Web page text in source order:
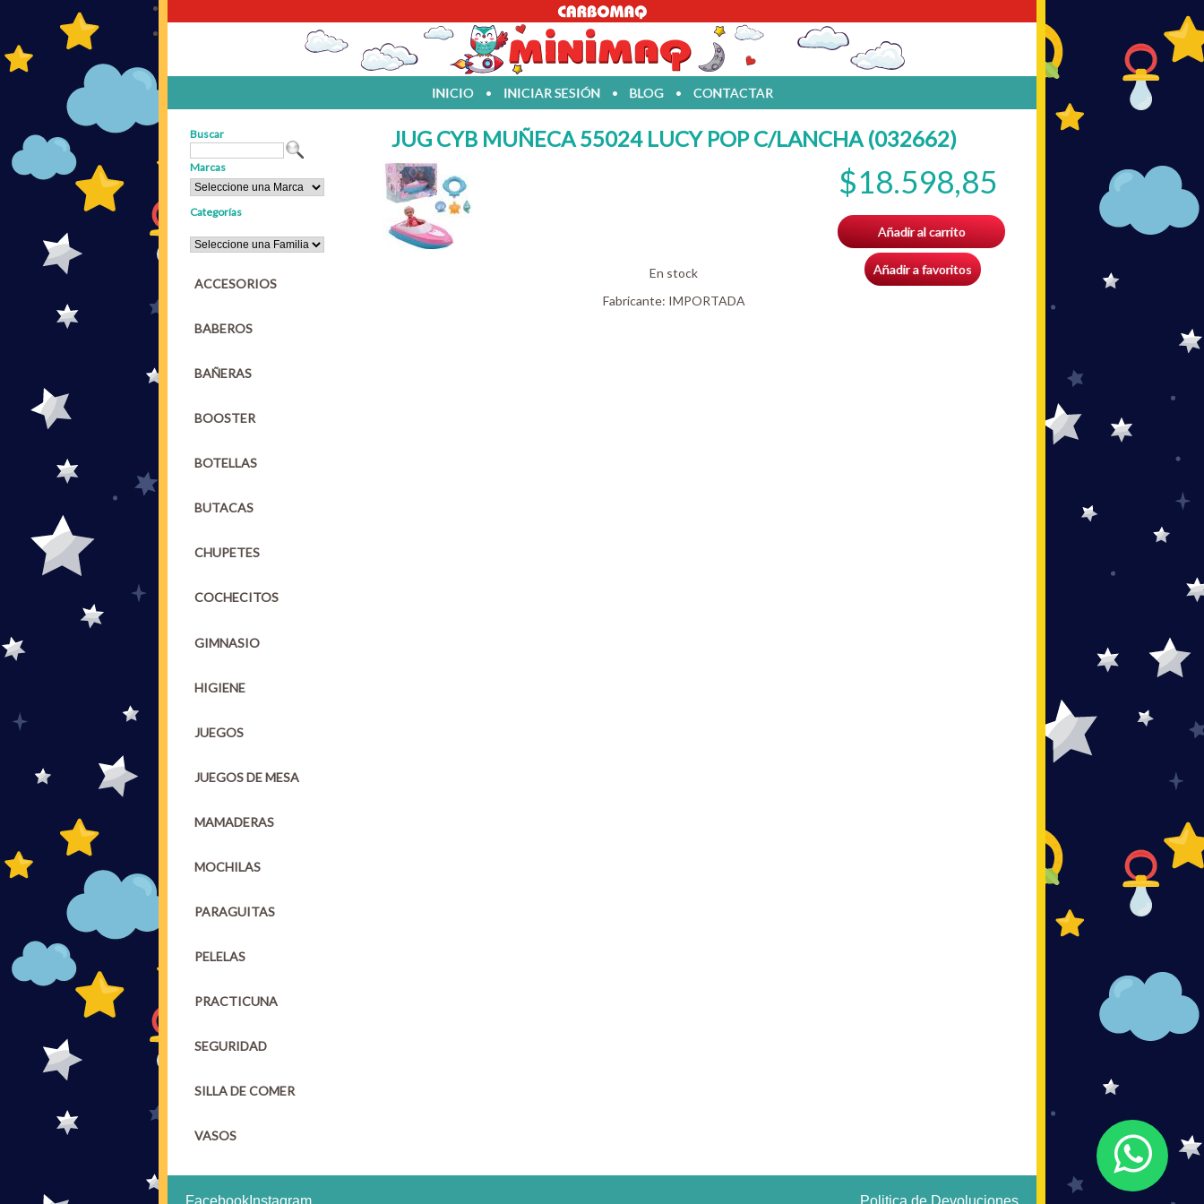
INICIO • INICIAR SESIÓN • BLOG • CONTACTAR
Buscar
Marcas
Categorías
ACCESORIOS
BABEROS
BAÑERAS
BOOSTER
BOTELLAS
BUTACAS
CHUPETES
COCHECITOS
GIMNASIO
HIGIENE
JUEGOS
JUEGOS DE MESA
MAMADERAS
MOCHILAS
PARAGUITAS
PELELAS
PRACTICUNA
SEGURIDAD
SILLA DE COMER
VASOS
JUG CYB MUÑECA 55024 LUCY POP C/LANCHA (032662)
$18.598,85
Añadir al carrito
Añadir a favoritos
En stock
Fabricante: IMPORTADA